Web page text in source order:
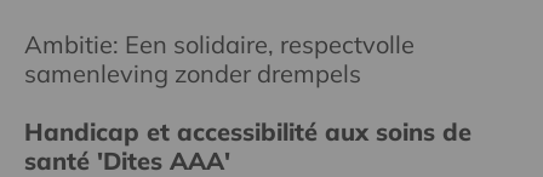
Ambitie: Een solidaire, respectvolle
samenleving zonder drempels
Handicap et accessibilité aux soins de
santé 'Dites AAA'